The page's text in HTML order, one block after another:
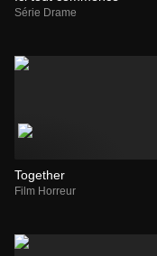
Série Drame
Together
Film Horreur